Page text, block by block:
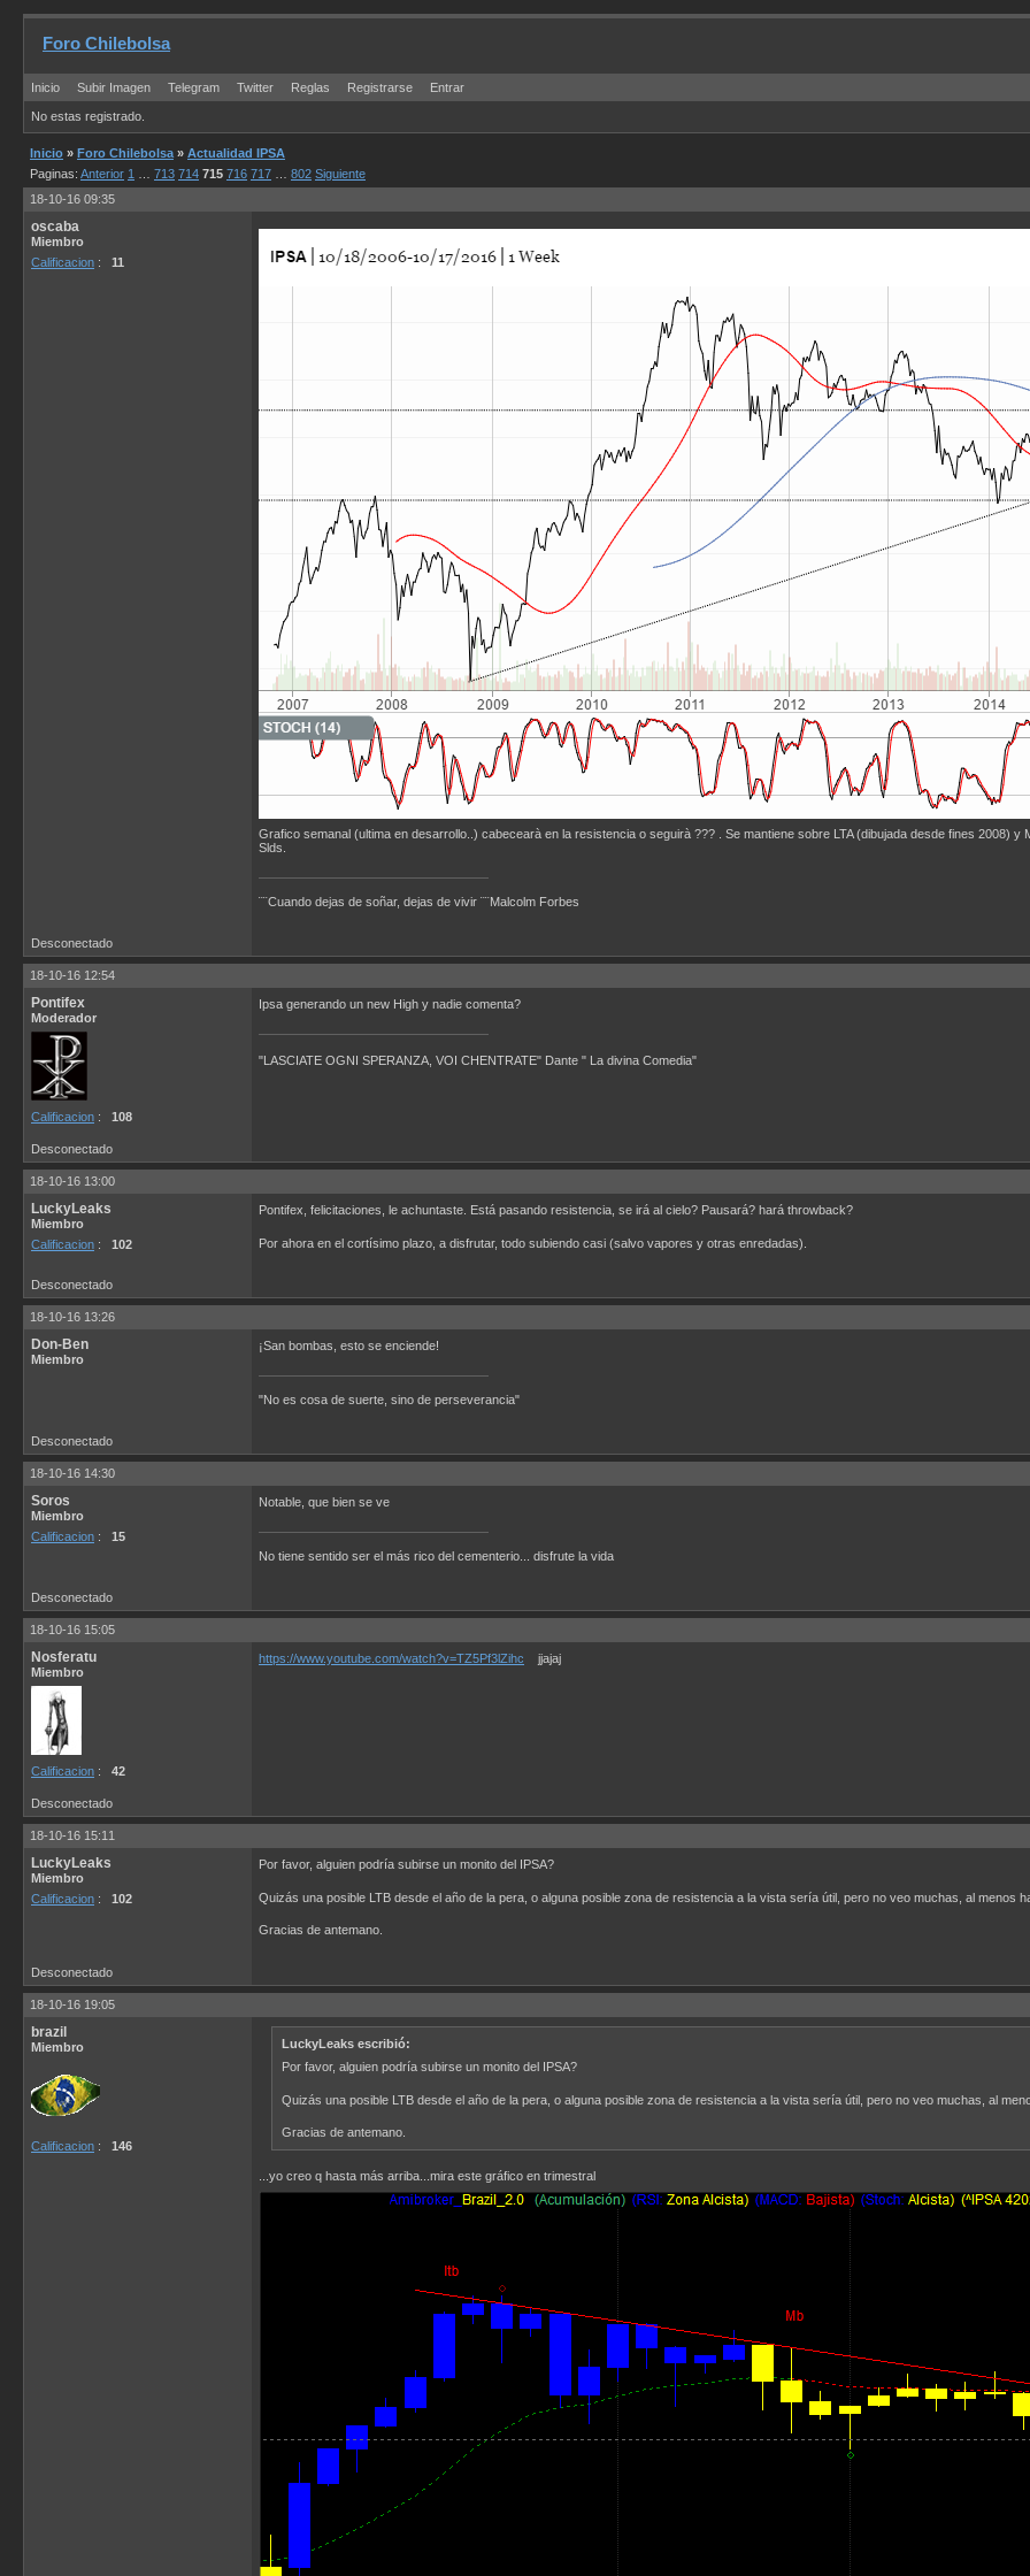
Foro Chilebolsa
Inicio Subir Imagen Telegram Twitter Reglas Registrarse Entrar
No estas registrado.
Inicio » Foro Chilebolsa » Actualidad IPSA
Paginas: Anterior 1 713 714 715 716 717 802 Siguiente
18-10-16 09:35
oscaba
Miembro
Calificacion : 11
Grafico semanal (ultima en desarrollo..) cabecearà en la resistencia o seguirà ??? . Se mantiene sobre LTA (dibujada desde fines 2008) y
Slds.
¨¨Cuando dejas de soñar, dejas de vivir ¨¨Malcolm Forbes
Desconectado
18-10-16 12:54
Pontifex
Moderador
Calificacion : 108
Ipsa generando un new High y nadie comenta?
"LASCIATE OGNI SPERANZA, VOI CHENTRATE" Dante " La divina Comedia"
Desconectado
18-10-16 13:00
LuckyLeaks
Miembro
Calificacion : 102
Pontifex, felicitaciones, le achuntaste. Está pasando resistencia, se irá al cielo? Pausará? hará throwback?
Por ahora en el cortísimo plazo, a disfrutar, todo subiendo casi (salvo vapores y otras enredadas).
Desconectado
18-10-16 13:26
Don-Ben
Miembro
¡San bombas, esto se enciende!
"No es cosa de suerte, sino de perseverancia"
Desconectado
18-10-16 14:30
Soros
Miembro
Calificacion : 15
Notable, que bien se ve
No tiene sentido ser el más rico del cementerio... disfrute la vida
Desconectado
18-10-16 15:05
Nosferatu
Miembro
Calificacion : 42
https://www.youtube.com/watch?v=TZ5Pf3lZihc jjajaj
Desconectado
18-10-16 15:11
LuckyLeaks
Miembro
Calificacion : 102
Por favor, alguien podría subirse un monito del IPSA?
Quizás una posible LTB desde el año de la pera, o alguna posible zona de resistencia a la vista sería útil, pero no veo muchas, al menos
Gracias de antemano.
Desconectado
18-10-16 19:05
brazil
Miembro
Calificacion : 146
LuckyLeaks escribió:
Por favor, alguien podría subirse un monito del IPSA?
Quizás una posible LTB desde el año de la pera, o alguna posible zona de resistencia a la vista sería útil, pero no veo muchas, al
Gracias de antemano.
...yo creo q hasta más arriba...mira este gráfico en trimestral